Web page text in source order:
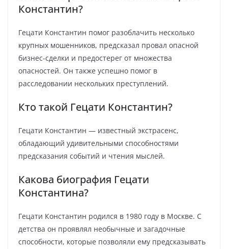
Константин?
Гецати Константин помог разоблачить несколько
крупных мошенников, предсказал провал опасной
бизнес-сделки и предостерег от множества
опасностей. Он также успешно помог в
расследовании нескольких преступлений.
Кто такой Гецати Константин?
Гецати Константин — известный экстрасенс,
обладающий удивительными способностями
предсказания событий и чтения мыслей.
Какова биография Гецати
Константина?
Гецати Константин родился в 1980 году в Москве. С
детства он проявлял необычные и загадочные
способности, которые позволяли ему предсказывать